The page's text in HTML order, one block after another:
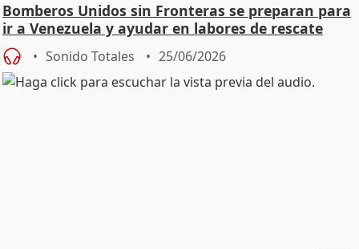
Bomberos Unidos sin Fronteras se preparan para
ir a Venezuela y ayudar en labores de rescate
Sonido Totales 25/06/2026